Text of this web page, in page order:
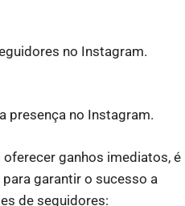
no Instagram.
presença no Instagram.
ganhos imediatos, é
garantir o sucesso a
de seguidores: